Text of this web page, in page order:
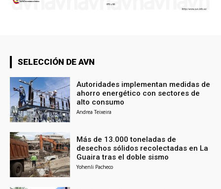
SELECCIÓN DE AVN
Autoridades implementan medidas de
ahorro energético con sectores de
alto consumo
Andrea Teixeira
Más de 13.000 toneladas de
desechos sólidos recolectadas en La
Guaira tras el doble sismo
Yohenli Pacheco